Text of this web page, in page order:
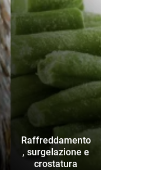
Raffreddamento
, surgelazione e
crostatura